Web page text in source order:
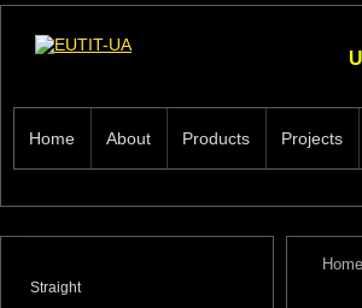
Home About Products Projects
Straight